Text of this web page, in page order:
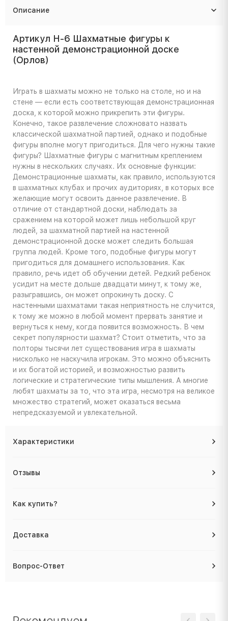
Описание
Артикул Н-6 Шахматные фигуры к
настенной демонстрационной доске
(Орлов)
Играть в шахматы можно не только на столе, но и на
стене — если есть соответствующая демонстрационная
доска, к которой можно прикрепить эти фигуры.
Конечно, такое развлечение сложновато назвать
классической шахматной партией, однако и подобные
фигуры вполне могут пригодиться. Для чего нужны такие
фигуры? Шахматные фигуры с магнитным креплением
нужны в нескольких случаях. Их основные функции:
Демонстрационные шахматы, как правило, используются
в шахматных клубах и прочих аудиториях, в которых все
желающие могут освоить данное развлечение. В
отличие от стандартной доски, наблюдать за
сражением на которой может лишь небольшой круг
людей, за шахматной партией на настенной
демонстрационной доске может следить большая
группа людей. Кроме того, подобные фигуры могут
пригодиться для домашнего использования. Как
правило, речь идет об обучении детей. Редкий ребенок
усидит на месте дольше двадцати минут, к тому же,
разыгравшись, он может опрокинуть доску. С
настенными шахматами такая неприятность не случится,
к тому же можно в любой момент прервать занятие и
вернуться к нему, когда появится возможность. В чем
секрет популярности шахмат? Стоит отметить, что за
полторы тысячи лет существования игра в шахматы
нисколько не наскучила игрокам. Это можно объяснить
и их богатой историей, и возможностью развить
логические и стратегические типы мышления. А многие
любят шахматы за то, что эта игра, несмотря на великое
множество стратегий, может оказаться весьма
непредсказуемой и увлекательной.
Характеристики
Отзывы
Как купить?
Доставка
Вопрос-Ответ